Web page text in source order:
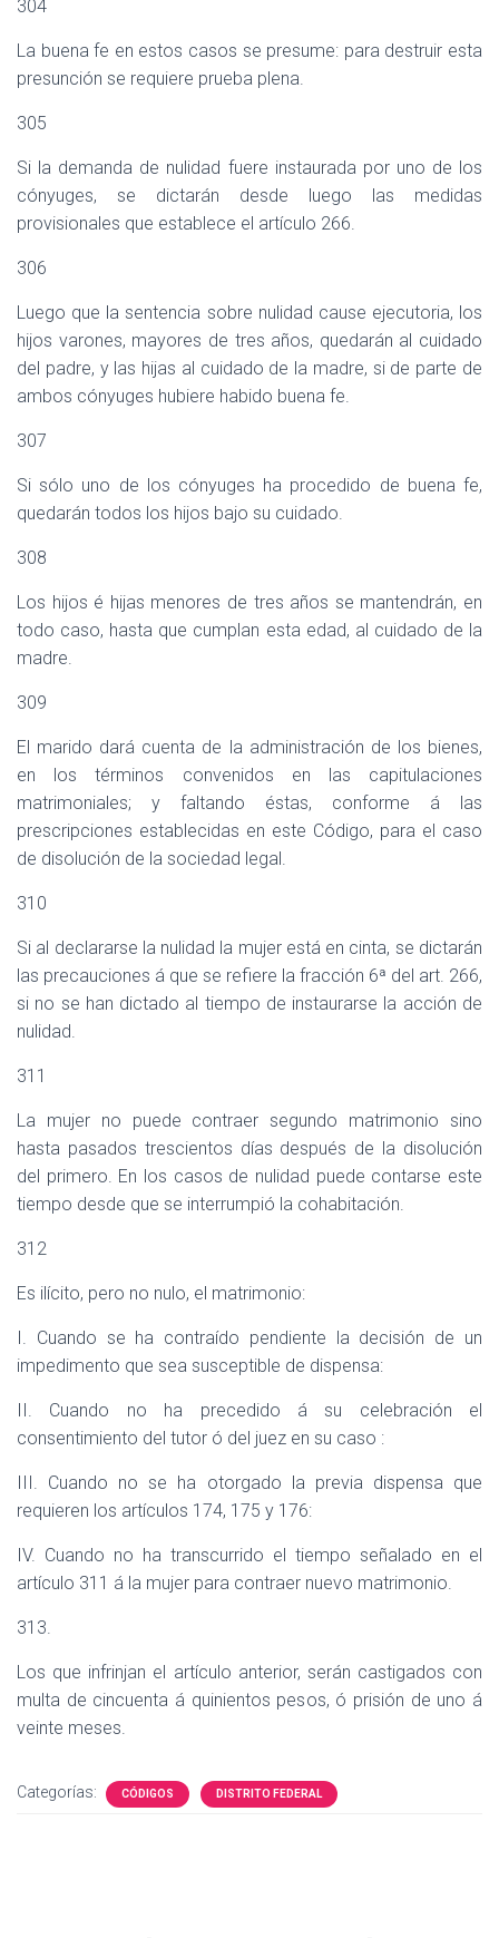
304
La buena fe en estos casos se presume: para destruir esta
presunción se requiere prueba plena.
305
Si la demanda de nulidad fuere instaurada por uno de los
cónyuges, se dictarán desde luego las medidas
provisionales que establece el artículo 266.
306
Luego que la sentencia sobre nulidad cause ejecutoria, los
hijos varones, mayores de tres años, quedarán al cuidado
del padre, y las hijas al cuidado de la madre, si de parte de
ambos cónyuges hubiere habido buena fe.
307
Si sólo uno de los cónyuges ha procedido de buena fe,
quedarán todos los hijos bajo su cuidado.
308
Los hijos é hijas menores de tres años se mantendrán, en
todo caso, hasta que cumplan esta edad, al cuidado de la
madre.
309
El marido dará cuenta de la administración de los bienes,
en los términos convenidos en las capitulaciones
matrimoniales; y faltando éstas, conforme á las
prescripciones establecidas en este Código, para el caso
de disolución de la sociedad legal.
310
Si al declararse la nulidad la mujer está en cinta, se dictarán
las precauciones á que se refiere la fracción 6ª del art. 266,
si no se han dictado al tiempo de instaurarse la acción de
nulidad.
311
La mujer no puede contraer segundo matrimonio sino
hasta pasados trescientos días después de la disolución
del primero. En los casos de nulidad puede contarse este
tiempo desde que se interrumpió la cohabitación.
312
Es ilícito, pero no nulo, el matrimonio:
I. Cuando se ha contraído pendiente la decisión de un
impedimento que sea susceptible de dispensa:
II. Cuando no ha precedido á su celebración el
consentimiento del tutor ó del juez en su caso :
III. Cuando no se ha otorgado la previa dispensa que
requieren los artículos 174, 175 y 176:
IV. Cuando no ha transcurrido el tiempo señalado en el
artículo 311 á la mujer para contraer nuevo matrimonio.
313.
Los que infrinjan el artículo anterior, serán castigados con
multa de cincuenta á quinientos pesos, ó prisión de uno á
veinte meses.
Categorías: CÓDIGOS DISTRITO FEDERAL